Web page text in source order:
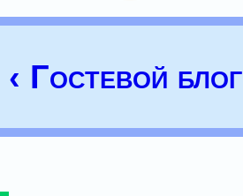
‹ Гостевой блог